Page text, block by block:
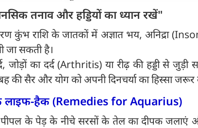
तनाव और हड्डियों का ध्यान रखें"
कुंभ राशि के जातकों में अज्ञात भय, अनिद्रा
जा सकती है।
जोड़ों का दर्द (Arthritis) या रीढ़ की हड्डी से जुड़ी
की सैर और योग को अपनी दिनचर्या का हिस्सा जरूर
लाइफ-हैक (Remedies for Aquarius)
के पेड़ के नीचे सरसों के तेल का दीपक जलाएं